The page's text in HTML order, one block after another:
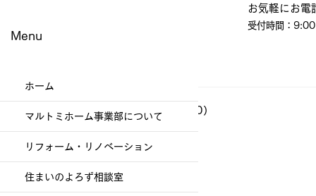
Menu
お気軽にお電
受付時間：
イベント・教室・見学会
（60）
その他
（1）
1件の記事
社員日記 （86）
ホーム
マルトミホーム事業部について
リフォーム・リノベーション
住まいのよろず相談室